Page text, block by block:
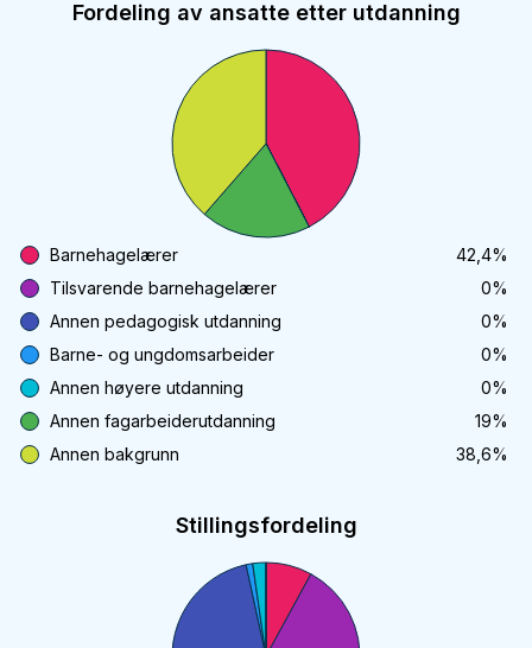
Fordeling av ansatte etter utdanning
Barnehagelærer 42,4%
Tilsvarende barnehagelærer
0%
Annen pedagogisk utdanning
0%
Barne- og ungdomsarbeider
0%
Annen høyere utdanning
0%
Annen fagarbeiderutdanning
19%
Annen bakgrunn
38,6%
Stillingsfordeling